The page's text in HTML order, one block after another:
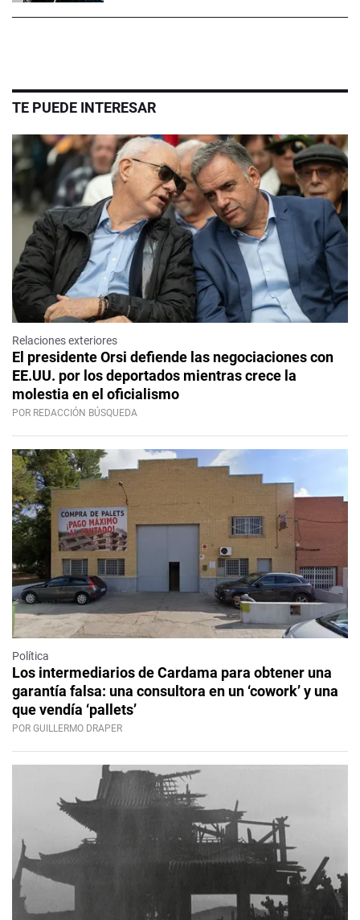
TE PUEDE INTERESAR
Relaciones exteriores
El presidente Orsi defiende las negociaciones con
EE.UU. por los deportados mientras crece la
molestia en el oficialismo
POR REDACCIÓN BÚSQUEDA
Política
Los intermediarios de Cardama para obtener una
garantía falsa: una consultora en un ‘cowork’ y una
que vendía ‘pallets’
POR GUILLERMO DRAPER